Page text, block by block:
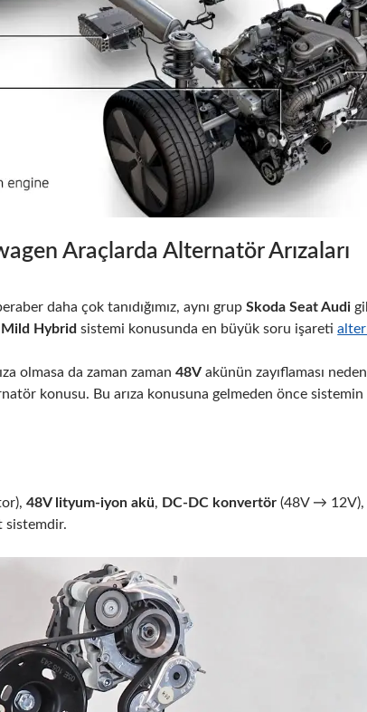
Araçlarda Alternatör Arızaları
daha çok tanıdığımız, aynı grupSkoda Seat Audi
Mild Hybrid sistemi konusunda en büyük soru işareti
olmasa da zaman zaman48V akünün zayıflaması
konusu. Bu arıza konusuna gelmeden önce sistemin
48V lityum-iyon akü, DC-DC konvertör (48V → 12V),
sistemdir.